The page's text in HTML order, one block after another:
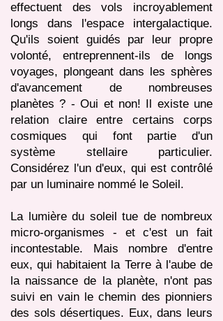
effectuent des vols incroyablement
longs dans l'espace intergalactique.
Qu'ils soient guidés par leur propre
volonté, entreprennent-ils de longs
voyages, plongeant dans les sphères
d'avancement de nombreuses
planètes ? - Oui et non! Il existe une
relation claire entre certains corps
cosmiques qui font partie d'un
système stellaire particulier.
Considérez l'un d'eux, qui est contrôlé
par un luminaire nommé le Soleil.
La lumière du soleil tue de nombreux
micro-organismes - et c'est un fait
incontestable. Mais nombre d'entre
eux, qui habitaient la Terre à l'aube de
la naissance de la planète, n'ont pas
suivi en vain le chemin des pionniers
des sols désertiques. Eux, dans leurs